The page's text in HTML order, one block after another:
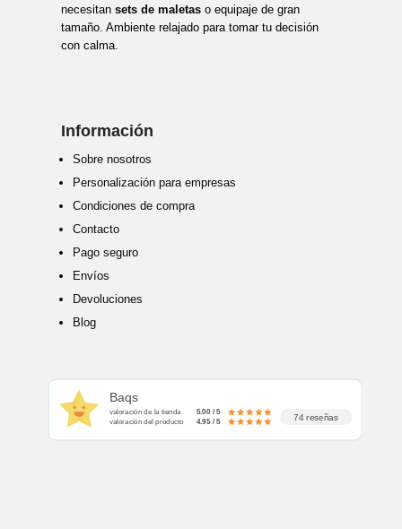
necesitan sets de maletaso equipaje de gran
tamaño. Ambiente relajado para tomar tu decisión
con calma.
Información
Sobre nosotros
Personalización para empresas
Condiciones de compra
Contacto
Pago seguro
Envíos
Devoluciones
Blog
Baqs
valoración de la tienda
5.00 / 5
valoración del producto
4.95 / 5 74 reseñas